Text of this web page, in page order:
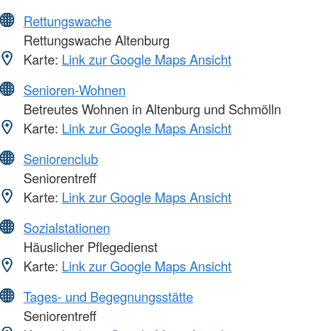
Rettungswache
Rettungswache Altenburg
Karte: Link zur Google Maps Ansicht
Senioren-Wohnen
Betreutes Wohnen in Altenburg und Schmölln
Karte: Link zur Google Maps Ansicht
Seniorenclub
Seniorentreff
Karte: Link zur Google Maps Ansicht
Sozialstationen
Häuslicher Pflegedienst
Karte: Link zur Google Maps Ansicht
Tages- und Begegnungsstätte
Seniorentreff